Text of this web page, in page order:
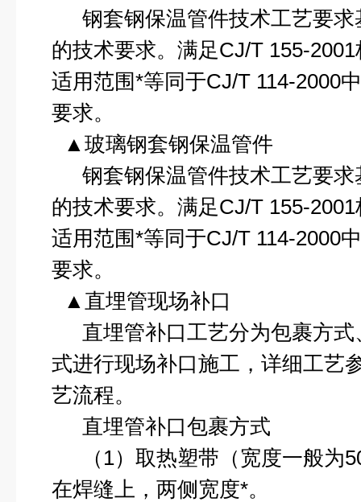
钢套钢保温管件技术工艺要
的技术要求。满足CJ/T 155-2001
适用范围*等同于CJ/T 114-2000
要求。
▲玻璃钢套钢保温管件
钢套钢保温管件技术工艺要
的技术要求。满足CJ/T 155-2001
适用范围*等同于CJ/T 114-2000
要求。
▲直埋管现场补口
直埋管补口工艺分为包裹方
式进行现场补口施工，详细工艺
艺流程。
直埋管补口包裹方式
（ 1）取热塑带（宽度一般为
在焊缝上，两侧宽度*。